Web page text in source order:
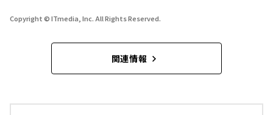
Copyright © ITmedia, Inc. All Rights Reserved.
関連情報